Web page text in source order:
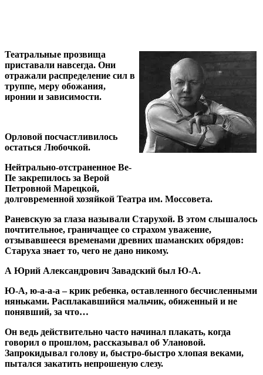
Театральные прозвища
приставали навсегда. Они
отражали распределение сил в
труппе, меру обожания,
иронии и зависимости.
Орловой посчастливилось
остаться Любочкой.
Нейтрально-отстраненное Ве-
Пе закрепилось за Верой
Петровной Марецкой,
долговременной хозяйкой Театра им. Моссовета.
Раневскую за глаза называли Старухой. В этом слышалось
почтительное, граничащее со страхом уважение,
отзывавшееся временами древних шаманских обрядов:
Старуха знает то, чего не дано никому.
А Юрий Александрович Завадский был Ю-А.
Ю-А, ю-а-а-а – крик ребенка, оставленного бесчисленными
няньками. Расплакавшийся мальчик, обиженный и не
понявший, за что…
Он ведь действительно часто начинал плакать, когда
говорил о прошлом, рассказывал об Улановой.
Запрокидывал голову и, быстро-быстро хлопая веками,
пытался закатить непрошеную слезу.